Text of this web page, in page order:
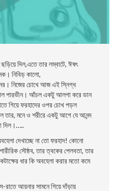
দিল,এতে তার লম্বাটে, ঈষৎ
নিবিড় কালাে,
নিজের চোখে আজ এই স্নিগ্ধ
পারভীন। আঁচল একটু আলগা করে ডান
গিয়ে ফরহাদের ওপর চোখ পড়ল
তার, মনে ও শরীরে একটু আগে যে আনন্দ
দিল।…..
দেখাচ্ছে না তাে ফরহাদ! কোনাে
সৌষ্ঠব, তার ত্বকের পেলবতা, তার
ধার কি অবহেলা করার মতাে কমে
রাতে আয়নার সামনে গিয়ে দাঁড়ায়